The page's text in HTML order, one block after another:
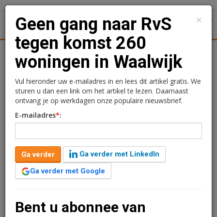
Logistiek Juridisch | Fiscaal Transacties Werk
Geen gang naar RvS
tegen komst 260
woningen in Waalwijk
Redactie
15 augustus 2024 om 14:40
2 jaar geleden aangepast
1 minuut leestijd
Het bestemmingsplan Kasteellaan-ETZ in Waalwijk is
onherroepelijk bestemmingsplan wat op de huidige
×
Geen gang naar RvS
tegen komst 260
woningen in Waalwijk
Vul hieronder uw e-mailadres in en lees dit artikel gratis. We
sturen u dan een link om het artikel te lezen. Daarnaast
ontvang je op werkdagen onze populaire nieuwsbrief.
E-mailadres*:
Ga verder
Ga verder met LinkedIn
Ga verder met Google
Bent u abonnee van